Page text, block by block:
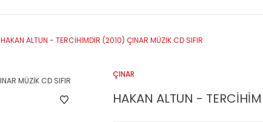
HAKAN ALTUN - TERCİHİMDİR (2010) ÇINAR MÜZİK CD SIFIR
ÇINAR
HAKAN ALTUN -